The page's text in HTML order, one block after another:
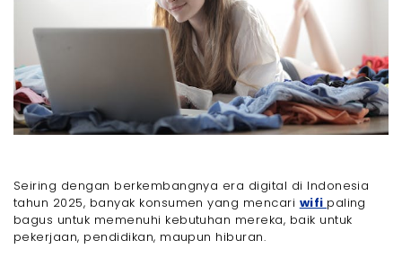
Seiring dengan berkembangnya era digital di Indonesia
tahun 2025, banyak konsumen yang mencari wifi paling
bagus untuk memenuhi kebutuhan mereka, baik untuk
pekerjaan, pendidikan, maupun hiburan.